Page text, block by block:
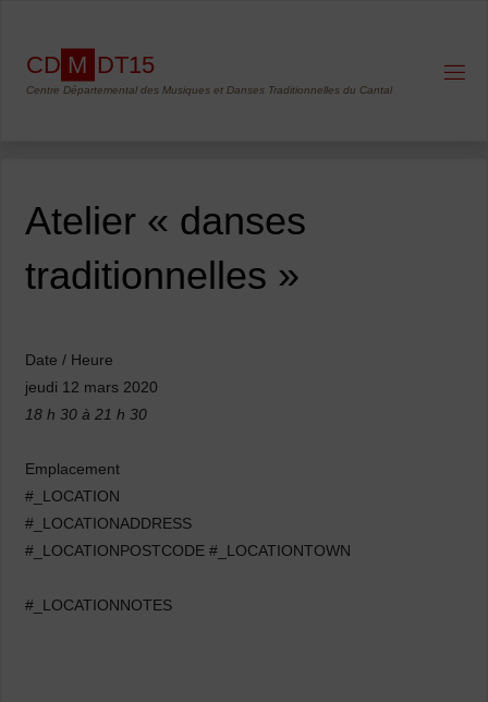
content
CD M DT15
Centre Départemental des Musiques et Danses Traditionnelles du Cantal
Atelier « danses
traditionnelles »
Date / Heure
jeudi 12 mars 2020
18 h 30 à 21 h 30
Emplacement
#_LOCATION
#_LOCATIONADDRESS
#_LOCATIONPOSTCODE #_LOCATIONTOWN
#_LOCATIONNOTES